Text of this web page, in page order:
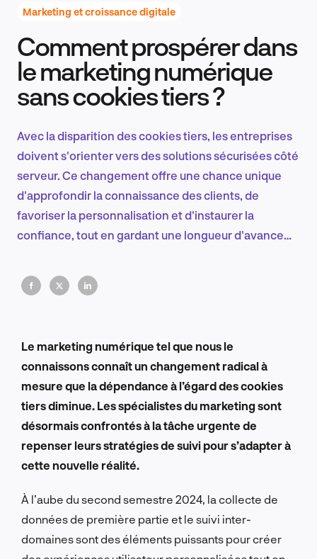
Recherche et conception produit
EN
Marketing et croissance digitale
Comment prospérer dans
le marketing numérique
sans cookies tiers ?
Avec la disparition des cookies tiers, les entreprises
doivent s'orienter vers des solutions sécurisées côté
serveur. Ce changement offre une chance unique
d'approfondir la connaissance des clients, de
favoriser la personnalisation et d'instaurer la
confiance, tout en gardant une longueur d'avance
Le marketing numérique tel que nous le
connaissons connaît un changement radical à
mesure que la dépendance à l’égard des cookies
tiers diminue. Les spécialistes du marketing sont
désormais confrontés à la tâche urgente de
repenser leurs stratégies de suivi pour s’adapter à
cette nouvelle réalité.
À l’aube du second semestre 2024, la collecte de
données de première partie et le suivi inter-
domaines sont des éléments puissants pour créer